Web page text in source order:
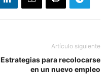
Artículo siguiente
Estrategias para recolocarse
en un nuevo empleo